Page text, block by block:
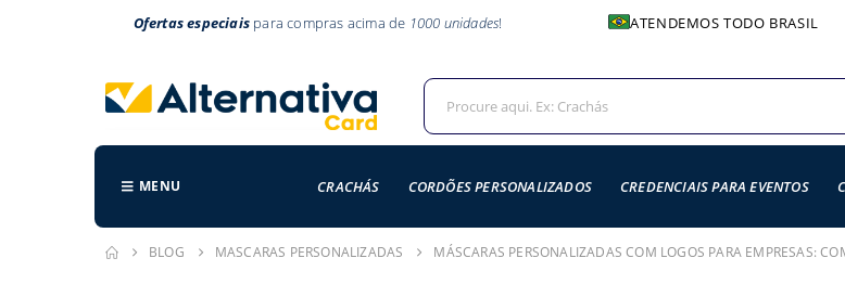
Ofertas especiaispara compras acima de 1000 unidades! ATENDEMOS TODO BRASIL
MENU CRACHÁS CORDÕES PERSONALIZADOS CREDENCIAIS PARA EVENTOS
BLOG MASCARAS PERSONALIZADAS MÁSCARAS PERSONALIZADAS COM LOGOS PARA EMPRESAS: